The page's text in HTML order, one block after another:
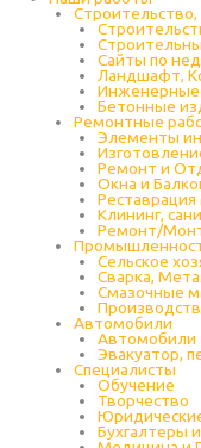
Строительство,
Сайты по
Ландшафт,
Инженерные
Бетонные
Ремонтные
Элементы
Ремонт и
Окна и
Клининг,
Ремонт/
Cельское
Сварка,
Cмазочные
Автомобили
Автомобили
Эвакуатор,
Специалисты
Обучение
Творчество
Бухгалтеры